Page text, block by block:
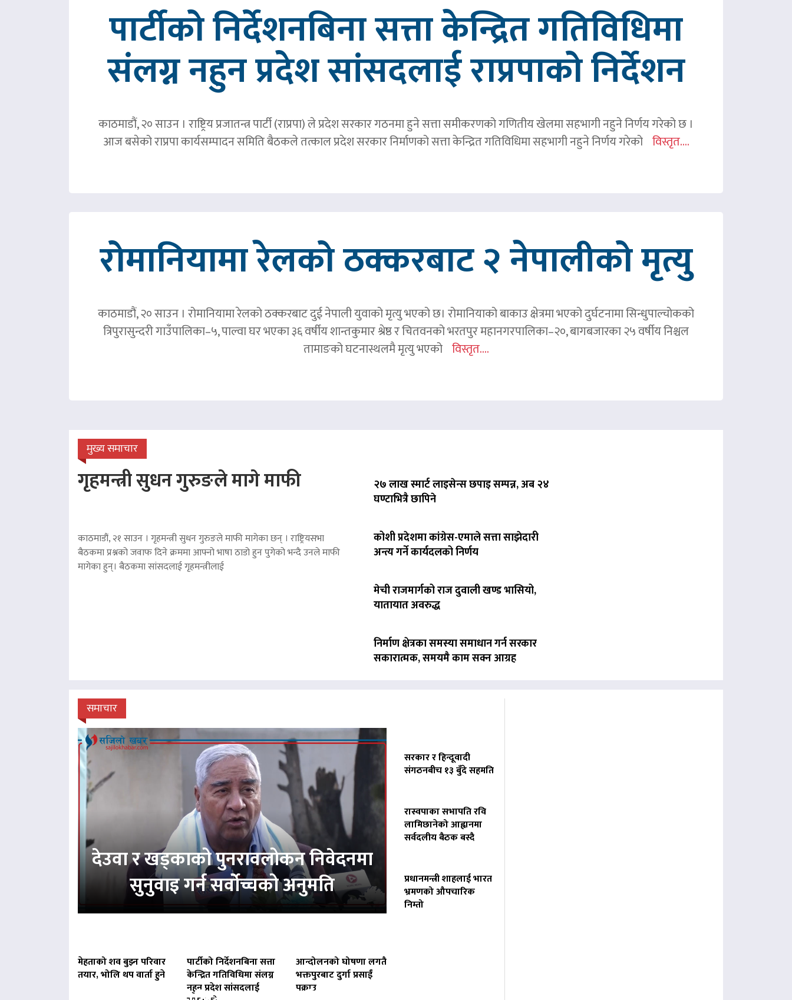
पार्टीको निर्देशनबिना सत्ता केन्द्रित गतिविधिमा
संलग्न नहुन प्रदेश सांसदलाई राप्रपाको निर्देशन
काठमाडौं, २० साउन । राष्ट्रिय प्रजातन्त्र पार्टी (राप्रपा) ले प्रदेश सरकार गठनमा हुने सत्ता समीकरणको गणितीय खेलमा सहभागी नहुने निर्णय गरेको छ ।
आज बसेको राप्रपा कार्यसम्पादन समिति बैठकले तत्काल प्रदेश सरकार निर्माणको सत्ता केन्द्रित गतिविधिमा सहभागी नहुने निर्णय गरेको विस्तृत....
रोमानियामा रेलको ठक्करबाट २ नेपालीको मृत्यु
काठमाडौं, २० साउन । रोमानियामा रेलको ठक्करबाट दुई नेपाली युवाको मृत्यु भएको छ। रोमानियाको बाकाउ क्षेत्रमा भएको दुर्घटनामा सिन्धुपाल्चोकको
त्रिपुरासुन्दरी गाउँपालिका–५, पाल्वा घर भएका ३६ वर्षीय शान्तकुमार श्रेष्ठ र चितवनको भरतपुर महानगरपालिका–२०, बागबजारका २५ वर्षीय निश्चल
तामाङको घटनास्थलमै मृत्यु भएको विस्तृत....
मुख्य समाचार
गृहमन्त्री सुधन गुरुङले मागे माफी
काठमाडौं, २१ साउन । गृहमन्त्री सुधन गुरुङले माफी मागेका छन् । राष्ट्रियसभा
बैठकमा प्रश्नको जवाफ दिने क्रममा आफ्नो भाषा ठाडो हुन पुगेको भन्दै उनले माफी
मागेका हुन्। बैठकमा सांसदलाई गृहमन्त्रीलाई
२७ लाख स्मार्ट लाइसेन्स छपाइ सम्पन्न, अब २४
घण्टाभित्रै छापिने
कोशी प्रदेशमा कांग्रेस-एमाले सत्ता साझेदारी
अन्त्य गर्ने कार्यदलको निर्णय
मेची राजमार्गको राज दुवाली खण्ड भासियो,
यातायात अवरुद्ध
निर्माण क्षेत्रका समस्या समाधान गर्न सरकार
सकारात्मक, समयमै काम सक्न आग्रह
समाचार
देउवा र खड्काको पुनरावलोकन निवेदनमा
सुनुवाइ गर्न सर्वोच्चको अनुमति
मेहताको शव बुझ्न परिवार
तयार, भोलि थप वार्ता हुने
पार्टीको निर्देशनबिना सत्ता
केन्द्रित गतिविधिमा संलग्न
नहुन प्रदेश सांसदलाई
आन्दोलनको घोषणा लगतै
भक्तपुरबाट दुर्गा प्रसाईं
पक्राउ
सरकार र हिन्दूवादी
संगठनबीच १३ बुँदे सहमति
रास्वपाका सभापति रवि
लामिछानेको आह्वानमा
सर्वदलीय बैठक बस्दै
प्रधानमन्त्री शाहलाई भारत
भ्रमणको औपचारिक
निम्तो